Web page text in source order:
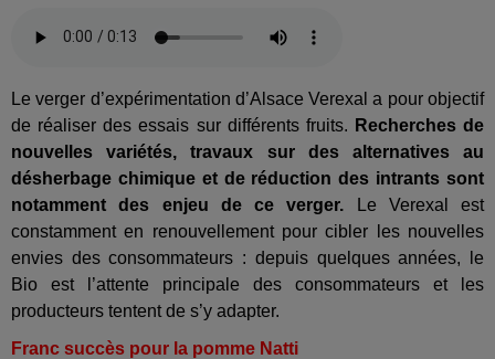
Le verger d’expérimentation d’Alsace Verexal a pour objectif
de réaliser des essais sur différents fruits. Recherches de
nouvelles variétés, travaux sur des alternatives au
désherbage chimique et de réduction des intrants sont
notamment des enjeu de ce verger. Le Verexal est
constamment en renouvellement pour cibler les nouvelles
envies des consommateurs : depuis quelques années, le
Bio est l’attente principale des consommateurs et les
producteurs tentent de s’y adapter.
Franc succès pour la pomme Natti